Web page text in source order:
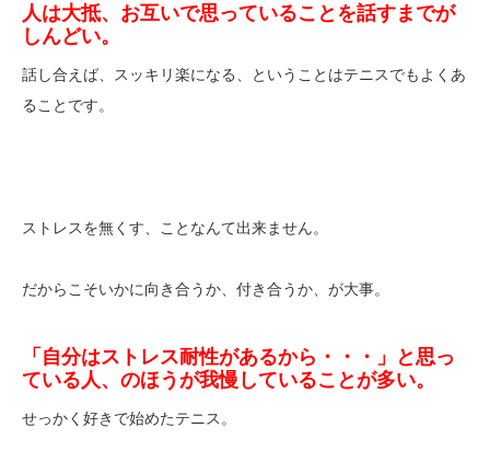
人は大抵、お互いで思っていることを話すまでが
しんどい。
話し合えば、スッキリ楽になる、ということはテニスでもよくあ
ることです。
ストレスを無くす、ことなんて出来ません。
だからこそいかに向き合うか、付き合うか、が大事。
「自分はストレス耐性があるから・・・」と思っ
ている人、のほうが我慢していることが多い。
せっかく好きで始めたテニス。